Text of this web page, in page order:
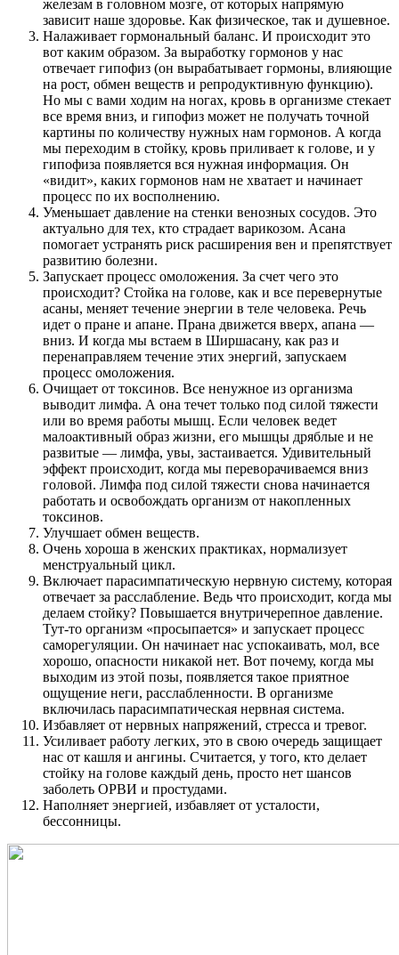
железам в головном мозге, от которых напрямую
зависит наше здоровье. Как физическое, так и душевное.
Налаживает гормональный баланс. И происходит это
вот каким образом. За выработку гормонов у нас
отвечает гипофиз (он вырабатывает гормоны, влияющие
на рост, обмен веществ и репродуктивную функцию).
Но мы с вами ходим на ногах, кровь в организме стекает
все время вниз, и гипофиз может не получать точной
картины по количеству нужных нам гормонов. А когда
мы переходим в стойку, кровь приливает к голове, и у
гипофиза появляется вся нужная информация. Он
«видит», каких гормонов нам не хватает и начинает
процесс по их восполнению.
Уменьшает давление на стенки венозных сосудов. Это
актуально для тех, кто страдает варикозом. Асана
помогает устранять риск расширения вен и препятствует
развитию болезни.
Запускает процесс омоложения. За счет чего это
происходит? Стойка на голове, как и все перевернутые
асаны, меняет течение энергии в теле человека. Речь
идет о пране и апане. Прана движется вверх, апана —
вниз. И когда мы встаем в Ширшасану, как раз и
перенаправляем течение этих энергий, запускаем
процесс омоложения.
Очищает от токсинов. Все ненужное из организма
выводит лимфа. А она течет только под силой тяжести
или во время работы мышц. Если человек ведет
малоактивный образ жизни, его мышцы дряблые и не
развитые — лимфа, увы, застаивается. Удивительный
эффект происходит, когда мы переворачиваемся вниз
головой. Лимфа под силой тяжести снова начинается
работать и освобождать организм от накопленных
токсинов.
Улучшает обмен веществ.
Очень хороша в женских практиках, нормализует
менструальный цикл.
Включает парасимпатическую нервную систему, которая
отвечает за расслабление. Ведь что происходит, когда мы
делаем стойку? Повышается внутричерепное давление.
Тут-то организм «просыпается» и запускает процесс
саморегуляции. Он начинает нас успокаивать, мол, все
хорошо, опасности никакой нет. Вот почему, когда мы
выходим из этой позы, появляется такое приятное
ощущение неги, расслабленности. В организме
включилась парасимпатическая нервная система.
Избавляет от нервных напряжений, стресса и тревог.
Усиливает работу легких, это в свою очередь защищает
нас от кашля и ангины. Считается, у того, кто делает
стойку на голове каждый день, просто нет шансов
заболеть ОРВИ и простудами.
Наполняет энергией, избавляет от усталости,
бессонницы.